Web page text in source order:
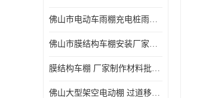
佛山市电动车雨棚充电桩雨棚小区电动车棚
佛山市膜结构车棚安装厂家发货安装
膜结构车棚 厂家制作材料批发安装一体式工厂
佛山大型架空电动棚 过道移动雨蓬 屋轨道悬空棚免费测量